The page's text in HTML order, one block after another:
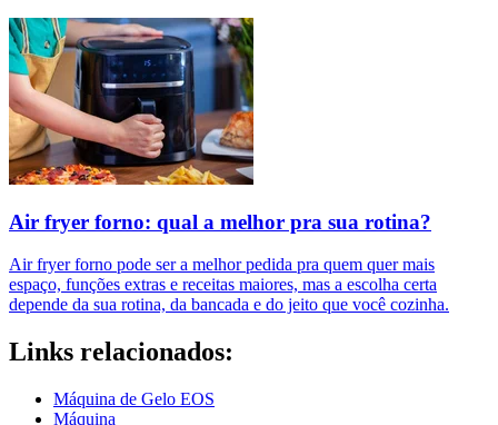
Air fryer forno: qual a melhor pra sua rotina?
Air fryer forno pode ser a melhor pedida pra quem quer mais
espaço, funções extras e receitas maiores, mas a escolha certa
depende da sua rotina, da bancada e do jeito que você cozinha.
Links relacionados:
Máquina de Gelo EOS
Máquina